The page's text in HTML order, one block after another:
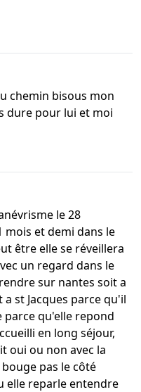
chemin bisous mon
dure pour lui et moi
le 28
mois et demi dans le
être elle se réveillera
un regard dans le
sur nantes soit a
st Jacques parce qu'il
parce qu'elle repond
en long séjour,
oui ou non avec la
pas le côté
elle reparle entendre